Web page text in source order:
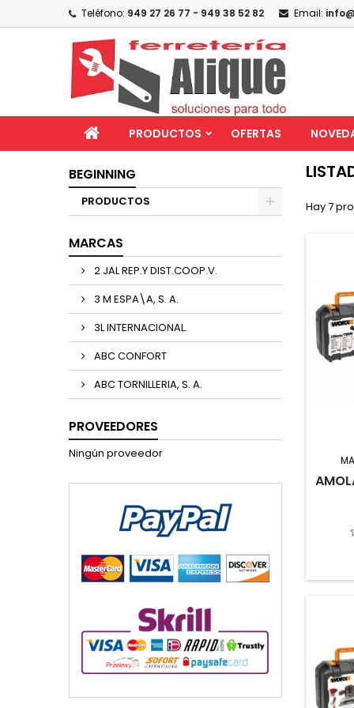
Teléfono: 949 27 26 77 - 949 38 52 82 Email:
PRODUCTOS OFERTAS
BEGINNING
PRODUCTOS
MARCAS
2 JAL REP.Y DIST.COOP.V.
3 M ESPA\A, S. A.
3L INTERNACIONAL.
ABC CONFORT
ABC TORNILLERIA, S. A.
PROVEEDORES
Ningún proveedor
Hay 7